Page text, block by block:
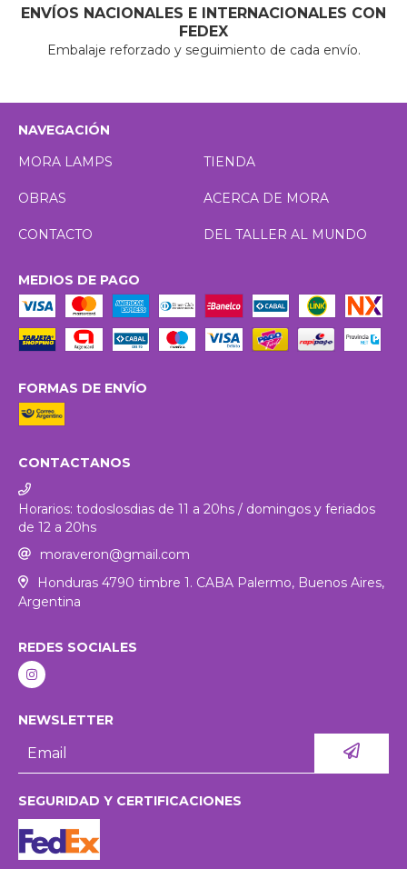
ENVÍOS NACIONALES E INTERNACIONALES CON
FEDEX
Embalaje reforzado y seguimiento de cada envío.
NAVEGACIÓN
MORA LAMPS
TIENDA
OBRAS ACERCA DE MORA
CONTACTO DEL TALLER AL MUNDO
MEDIOS DE PAGO
FORMAS DE ENVÍO
CONTACTANOS
Horarios: todoslosdias de 11 a 20hs / domingos y feriados
de 12 a 20hs
moraveron@gmail.com
Honduras 4790 timbre 1. CABA Palermo, Buenos Aires,
Argentina
REDES SOCIALES
NEWSLETTER
SEGURIDAD Y CERTIFICACIONES